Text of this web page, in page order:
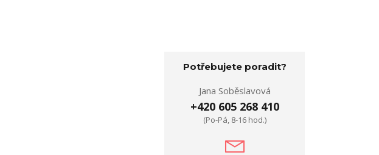
Potřebujete poradit?
Jana Soběslavová
+420 605 268 410
(Po-Pá, 8-16 hod.)